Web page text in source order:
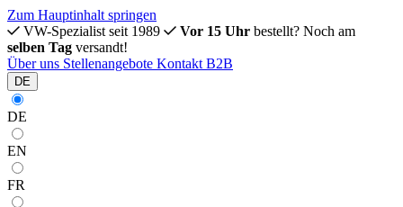
Zum Hauptinhalt springen
VW-Spezialist seit 1989
Vor 15 Uhr bestellt? Noch am
selben Tag versandt!
Über uns Stellenangebote Kontakt B2B
DE
DE
EN
FR